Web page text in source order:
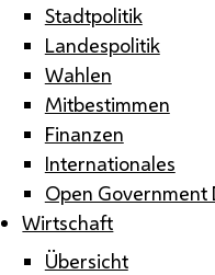
Stadtpolitik
Landespolitik
Wahlen
Mitbestimmen
Finanzen
Internationales
Open Government
Wirtschaft
Übersicht